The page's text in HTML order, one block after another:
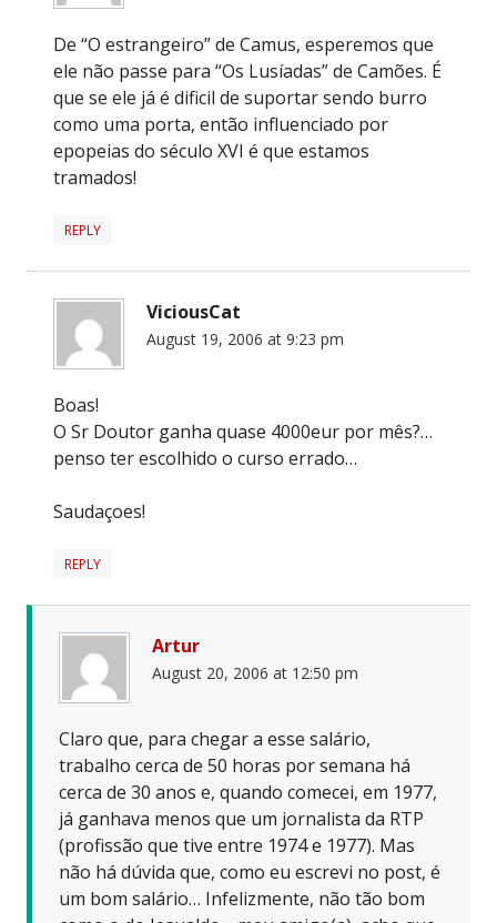
De “O estrangeiro” de Camus, esperemos que
ele não passe para “Os Lusíadas” de Camões. É
que se ele já é dificil de suportar sendo burro
como uma porta, então influenciado por
epopeias do século XVI é que estamos
tramados!
REPLY
ViciousCat
August 19, 2006 at 9:23 pm
Boas!
O Sr Doutor ganha quase 4000eur por mês?…
penso ter escolhido o curso errado…
Saudaçoes!
REPLY
Artur
August 20, 2006 at 12:50 pm
Claro que, para chegar a esse salário,
trabalho cerca de 50 horas por semana há
cerca de 30 anos e, quando comecei, em 1977,
já ganhava menos que um jornalista da RTP
(profissão que tive entre 1974 e 1977). Mas
não há dúvida que, como eu escrevi no post, é
um bom salário… Infelizmente, não tão bom